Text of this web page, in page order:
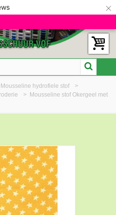
×
Mousseline hydrofiele stof
>
> Mousseline stof Okergeel met